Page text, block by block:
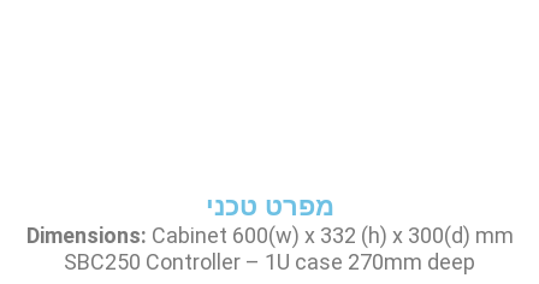
מפרט טכני
Dimensions: Cabinet 600(w) x 332 (h) x 300(d) mm
SBC250 Controller – 1U case 270mm deep